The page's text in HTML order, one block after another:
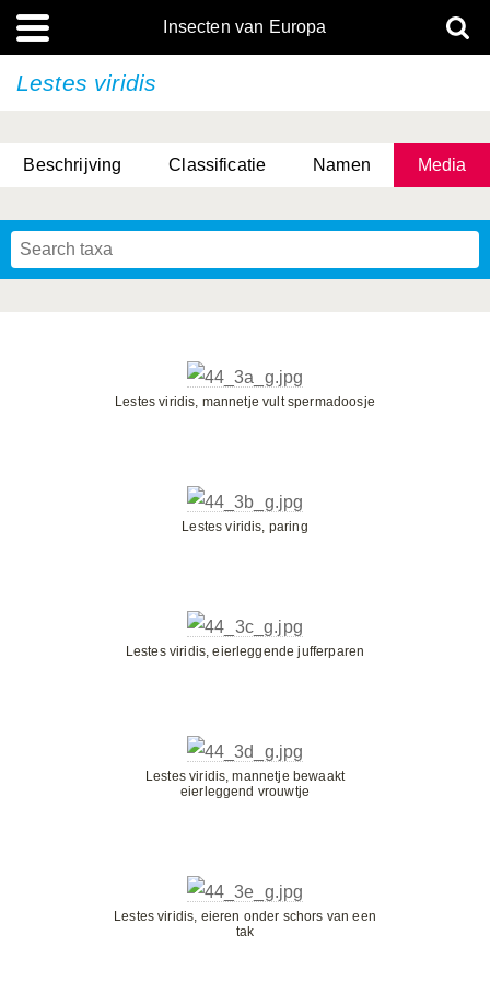
Insecten van Europa
Lestes viridis
Beschrijving Classificatie Namen Media
Lestes viridis, mannetje vult spermadoosje
Lestes viridis, paring
Lestes viridis, eierleggende jufferparen
Lestes viridis, mannetje bewaakt
eierleggend vrouwtje
Lestes viridis, eieren onder schors van een
tak